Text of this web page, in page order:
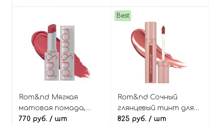
Rom&nd Мягкая
матовая помада,
оттенок 01 Dusty Pink
770 руб. / шт
Best
Rom&nd Сочный
глянцевый тинт для
губ, оттенок 23
825 руб. / шт